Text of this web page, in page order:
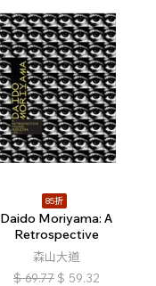
85折
Daido Moriyama: A
Retrospective
森山大道
$ 69.77 $ 59.32